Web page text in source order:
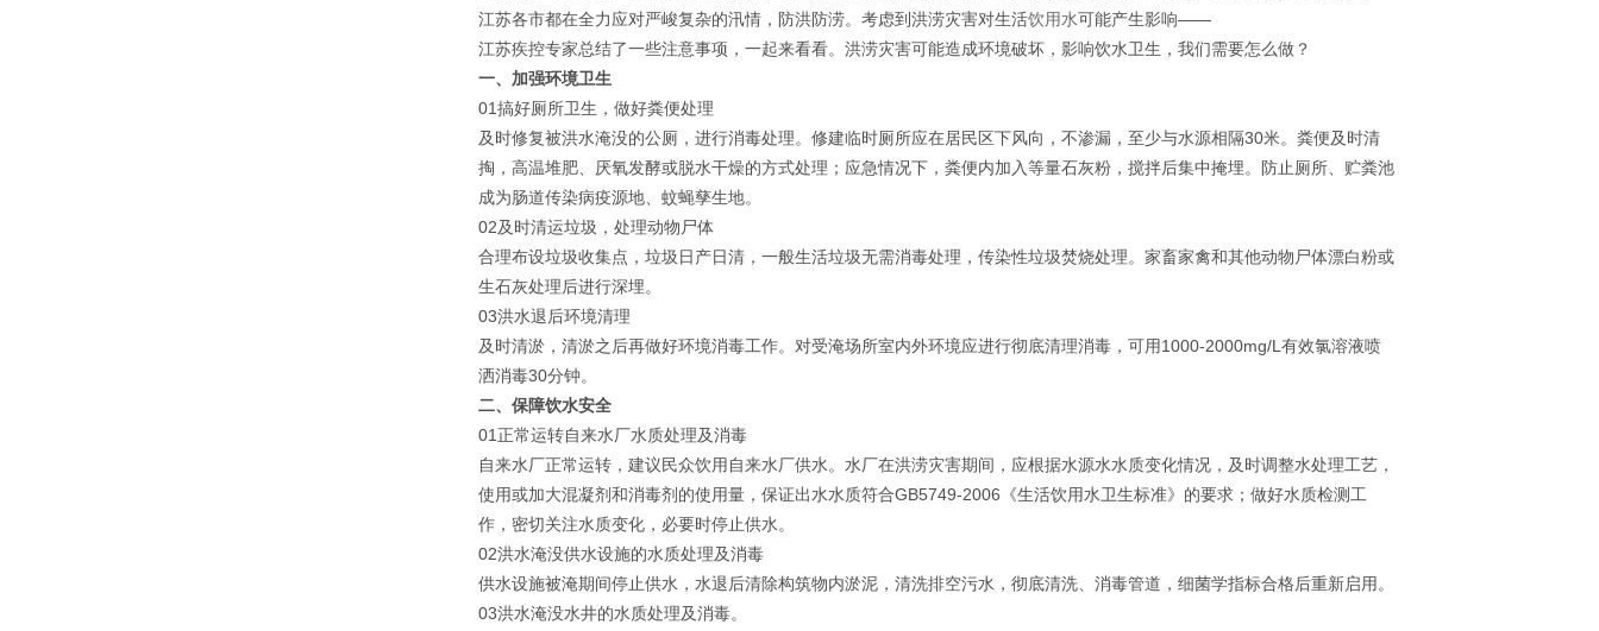
江苏各市都在全力应对严峻复杂的汛情，防洪防涝。考虑到洪涝灾害对生活饮用水可能产生影响——
江苏疾控专家总结了一些注意事项，一起来看看。洪涝灾害可能造成环境破坏，影响饮水卫生，我们需要怎么做？
一、加强环境卫生
01搞好厕所卫生，做好粪便处理
及时修复被洪水淹没的公厕，进行消毒处理。修建临时厕所应在居民区下风向，不渗漏，至少与水源相隔30米。粪便及时清
掏，高温堆肥、厌氧发酵或脱水干燥的方式处理；应急情况下，粪便内加入等量石灰粉，搅拌后集中掩埋。防止厕所、贮粪池
成为肠道传染病疫源地、蚊蝇孳生地。
02及时清运垃圾，处理动物尸体
合理布设垃圾收集点，垃圾日产日清，一般生活垃圾无需消毒处理，传染性垃圾焚烧处理。家畜家禽和其他动物尸体漂白粉或
生石灰处理后进行深埋。
03洪水退后环境清理
及时清淤，清淤之后再做好环境消毒工作。对受淹场所室内外环境应进行彻底清理消毒，可用1000-2000mg/L有效氯溶液喷
洒消毒30分钟。
二、保障饮水安全
01正常运转自来水厂水质处理及消毒
自来水厂正常运转，建议民众饮用自来水厂供水。水厂在洪涝灾害期间，应根据水源水水质变化情况，及时调整水处理工艺，
使用或加大混凝剂和消毒剂的使用量，保证出水水质符合GB5749-2006《生活饮用水卫生标准》的要求；做好水质检测工
作，密切关注水质变化，必要时停止供水。
02洪水淹没供水设施的水质处理及消毒
供水设施被淹期间停止供水，水退后清除构筑物内淤泥，清洗排空污水，彻底清洗、消毒管道，细菌学指标合格后重新启用。
03洪水淹没水井的水质处理及消毒。